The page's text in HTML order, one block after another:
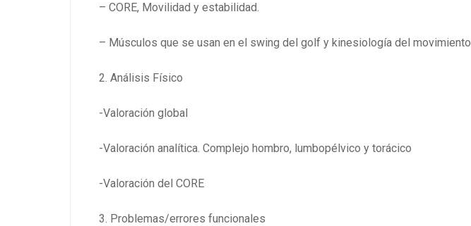
– CORE, Movilidad y estabilidad.
– Músculos que se usan en el swing del golf y kinesiología del movimiento
2. Análisis Físico
-Valoración global
-Valoración analítica. Complejo hombro, lumbopélvico y torácico
-Valoración del CORE
3. Problemas/errores funcionales